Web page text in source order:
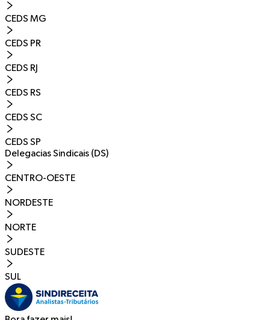
CEDS MG
CEDS PR
CEDS RJ
CEDS RS
CEDS SC
CEDS SP
Delegacias Sindicais (DS)
CENTRO-OESTE
NORDESTE
NORTE
SUDESTE
SUL